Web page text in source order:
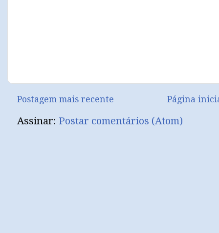
Postagem mais recente Página
Assinar: Postar comentários (Atom)